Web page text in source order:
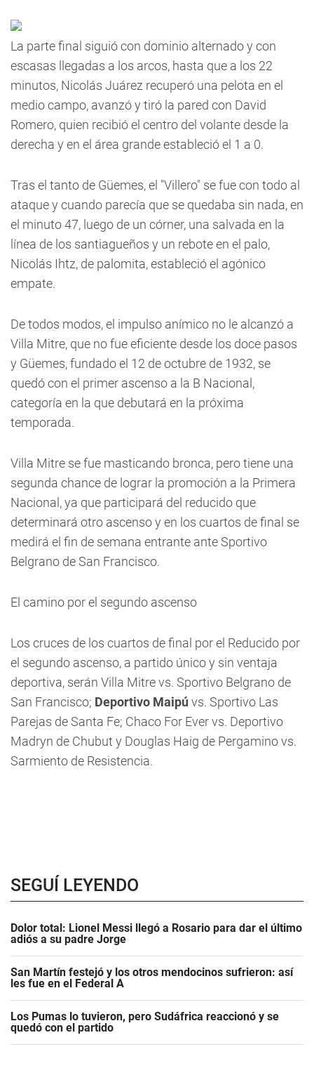
La parte final siguió con dominio alternado y con
escasas llegadas a los arcos, hasta que a los 22
minutos, Nicolás Juárez recuperó una pelota en el
medio campo, avanzó y tiró la pared con David
Romero, quien recibió el centro del volante desde la
derecha y en el área grande estableció el 1 a 0.
Tras el tanto de Güemes, el "Villero" se fue con todo al
ataque y cuando parecía que se quedaba sin nada, en
el minuto 47, luego de un córner, una salvada en la
línea de los santiagueños y un rebote en el palo,
Nicolás Ihtz, de palomita, estableció el agónico
empate.
De todos modos, el impulso anímico no le alcanzó a
Villa Mitre, que no fue eficiente desde los doce pasos
y Güemes, fundado el 12 de octubre de 1932, se
quedó con el primer ascenso a la B Nacional,
categoría en la que debutará en la próxima
temporada.
Villa Mitre se fue masticando bronca, pero tiene una
segunda chance de lograr la promoción a la Primera
Nacional, ya que participará del reducido que
determinará otro ascenso y en los cuartos de final se
medirá el fin de semana entrante ante Sportivo
Belgrano de San Francisco.
El camino por el segundo ascenso
Los cruces de los cuartos de final por el Reducido por
el segundo ascenso, a partido único y sin ventaja
deportiva, serán Villa Mitre vs. Sportivo Belgrano de
San Francisco; Deportivo Maipú vs. Sportivo Las
Parejas de Santa Fe; Chaco For Ever vs. Deportivo
Madryn de Chubut y Douglas Haig de Pergamino vs.
Sarmiento de Resistencia.
SEGUÍ LEYENDO
Dolor total: Lionel Messi llegó a Rosario para dar el último
adiós a su padre Jorge
San Martín festejó y los otros mendocinos sufrieron: así
les fue en el Federal A
Los Pumas lo tuvieron, pero Sudáfrica reaccionó y se
quedó con el partido